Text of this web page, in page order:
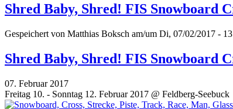
Shred Baby, Shred! FIS Snowboard
Gespeichert von Matthias Boksch am/um Di, 07/02/2017 -
Shred Baby, Shred! FIS Snowboard
07. Februar 2017
Freitag 10. - Sonntag 12. Februar 2017 @ Feldberg-Seebuck